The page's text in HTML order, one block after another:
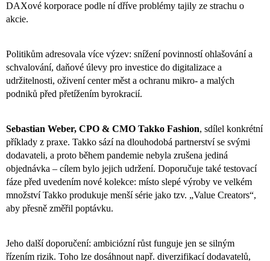
DAXové korporace podle ní dříve problémy tajily ze strachu o
akcie.
Politikům adresovala více výzev: snížení povinností ohlašování a
schvalování, daňové úlevy pro investice do digitalizace a
udržitelnosti, oživení center měst a ochranu mikro- a malých
podniků před přetížením byrokracií.
Sebastian Weber, CPO & CMO Takko Fashion, sdílel konkrétní
příklady z praxe. Takko sází na dlouhodobá partnerství se svými
dodavateli, a proto během pandemie nebyla zrušena jediná
objednávka – cílem bylo jejich udržení. Doporučuje také testovací
fáze před uvedením nové kolekce: místo slepé výroby ve velkém
množství Takko produkuje menší série jako tzv. „Value Creators“,
aby přesně změřil poptávku.
Jeho další doporučení: ambiciózní růst funguje jen se silným
řízením rizik. Toho lze dosáhnout např. diverzifikací dodavatelů,